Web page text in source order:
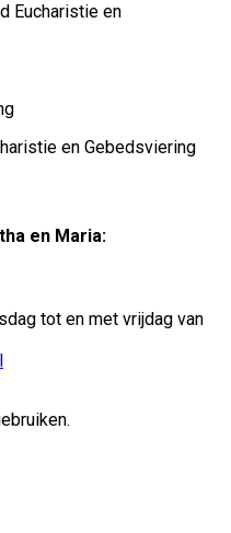
Eucharistie en
en Gebedsviering
en Maria:
tot en met vrijdag van